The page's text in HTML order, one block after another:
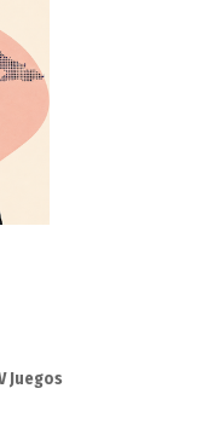
Juegos